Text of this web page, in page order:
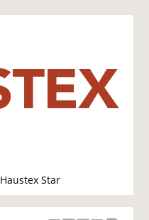
Haustex Star
u
c